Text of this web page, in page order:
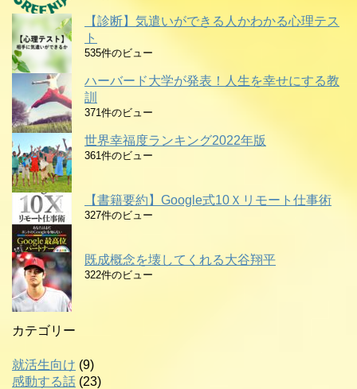
【診断】気遣いができる人かわかる心理テス
ト
535件のビュー
ハーバード大学が発表！人生を幸せにする教
訓
371件のビュー
世界幸福度ランキング2022年版
361件のビュー
【書籍要約】Google式10Ｘリモート仕事術
327件のビュー
既成概念を壊してくれる大谷翔平
322件のビュー
カテゴリー
就活生向け (9)
感動する話 (23)